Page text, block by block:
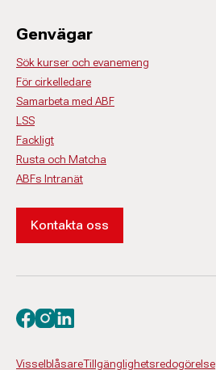
Genvägar
Sök kurser och evanemeng
För cirkelledare
Samarbeta med ABF
LSS
Fackligt
Rusta och Matcha
ABFs Intranät
Kontakta oss
VisselblåsareTillgänglighetsredogörelse
Besök oss på facebook
Besök oss på instagram
Besök oss på linkedin